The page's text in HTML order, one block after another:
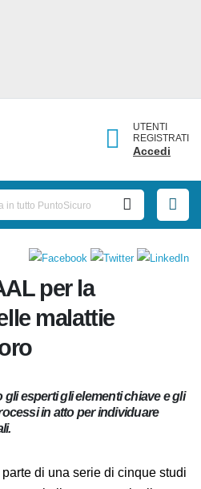
UTENTI
REGISTRATI
Accedi
per la
malattie
esperti gli elementi chiave e
processi in atto per individuare
parte di una serie di cinque